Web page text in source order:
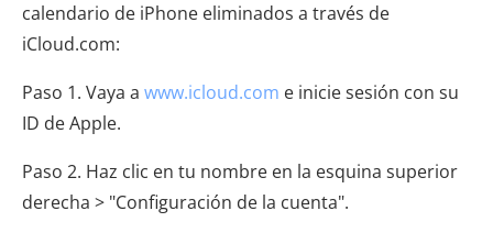
calendario de iPhone eliminados a través de
iCloud.com:
Paso 1. Vaya a www.icloud.com e inicie sesión con su
ID de Apple.
Paso 2. Haz clic en tu nombre en la esquina superior
derecha > "Configuración de la cuenta".